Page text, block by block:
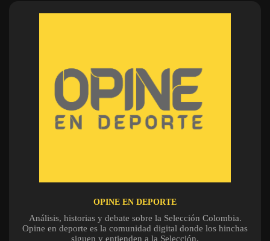
OPINE EN DEPORTE
Análisis, historias y debate sobre la Selección Colombia.
Opine en deporte es la comunidad digital donde los hinchas
siguen y entienden a la Selección.